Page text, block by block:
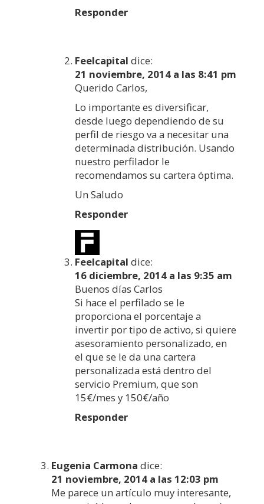
Responder
Feelcapital dice:
21 noviembre, 2014 a las 8:41 pm
Querido Carlos,
Lo importante es diversificar,
desde luego dependiendo de su
perfil de riesgo va a necesitar una
determinada distribución. Usando
nuestro perfilador le
recomendamos su cartera óptima.
Un Saludo
Responder
Feelcapital dice:
16 diciembre, 2014 a las 9:35 am
Buenos días Carlos
Si hace el perfilado se le
proporciona el porcentaje a
invertir por tipo de activo, si quiere
asesoramiento personalizado, en
el que se le da una cartera
personalizada está dentro del
servicio Premium, que son
15€/mes y 150€/año
Responder
Eugenia Carmona dice:
21 noviembre, 2014 a las 12:03 pm
Me parece un artículo muy interesante,